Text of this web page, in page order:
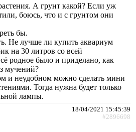
А грунт какой? Если уж
боюсь, что и с грунтом они
бы.
Не лучше ли купить аквариум
на 30 литров со всей
родное было и приделано, как
мучений?
и неудобном можно сделать мини
Тогда нужна будет только
лампы.
18/04/2021 15:45:39
#2896698